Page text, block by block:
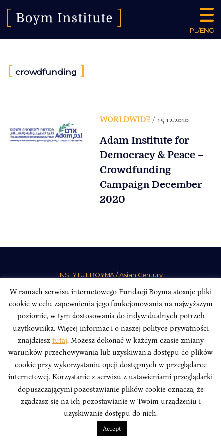
PL/ENG
[ crowdfunding ]
WORLDWIDE/ 15.12.2020
Adam Institute for
Democracy & Peace –
Crowdfunding
Campaign December
2020
INSTYTUT BOYMA / Asian Century
Stay Connected, Visit our Social Media Pages:
Boym Institute. All right reserved. Polityka Prywatności Serwisu
Polityka Prywatności Fundacji
designBeata Świerczyńska, developmentAlan Głodek
W ramach serwisu internetowego Fundacji Boyma stosuje pliki
cookie w celu zapewnienia jego funkcjonowania na najwyższym
poziomie, w tym dostosowania do indywidualnych potrzeb
użytkownika. Więcej informacji o naszej polityce prywatności
znajdziesz tutaj. Możesz dokonać w każdym czasie zmiany
warunków przechowywania lub uzyskiwania dostępu do plików
cookie przy wykorzystaniu opcji dostępnych w przeglądarce
internetowej. Korzystanie z serwisu z ustawieniami przeglądarki
dopuszczającymi pozostawianie plików cookie oznacza, że
zgadzasz się na ich pozostawianie w Twoim urządzeniu i
uzyskiwanie dostępu do nich.
Accept